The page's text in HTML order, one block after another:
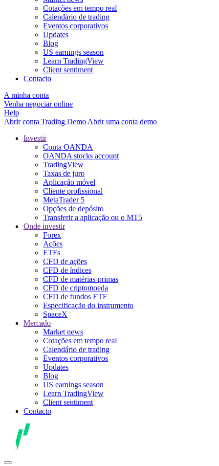
Cotações em tempo real
Calendário de trading
Eventos corporativos
Updates
Blog
US earnings season
Learn TradingView
Client sentiment
Contacto
A minha conta
Venha negociar online
Help
Abrir conta Trading Demo Abrir uma conta demo
Investir
Conta OANDA
OANDA stocks account
TradingView
Taxas de juro
Aplicação móvel
Cliente profissional
MetaTrader 5
Opções de depósito
Transferir a aplicação ou o MT5
Onde investir
Forex
Ações
ETFs
CFD de ações
CFD de índices
CFD de matérias-primas
CFD de criptomoeda
CFD de fundos ETF
Especificação do instrumento
SpaceX
Mercado
Market news
Cotações em tempo real
Calendário de trading
Eventos corporativos
Updates
Blog
US earnings season
Learn TradingView
Client sentiment
Contacto